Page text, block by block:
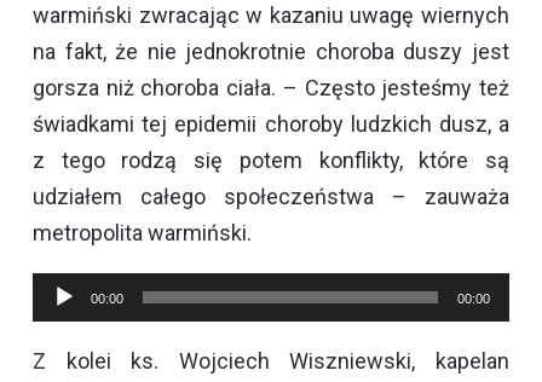
warmiński zwracając w kazaniu uwagę wiernych
na fakt, że nie jednokrotnie choroba duszy jest
gorsza niż choroba ciała. – Często jesteśmy też
świadkami tej epidemii choroby ludzkich dusz, a
z tego rodzą się potem konflikty, które są
udziałem całego społeczeństwa – zauważa
metropolita warmiński.
Odtwarzacz
plików
dźwiękowych
00:00 00:00
Z kolei ks. Wojciech Wiszniewski, kapelan